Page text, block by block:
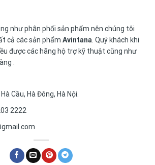
như phân phối sản phẩm nên chúng tôi
cả các sản phẩm Avintana. Quý khách khi
được các hãng hộ trợ kỹ thuật cũng như
.
Cầu, Hà Đông, Hà Nội.
2222